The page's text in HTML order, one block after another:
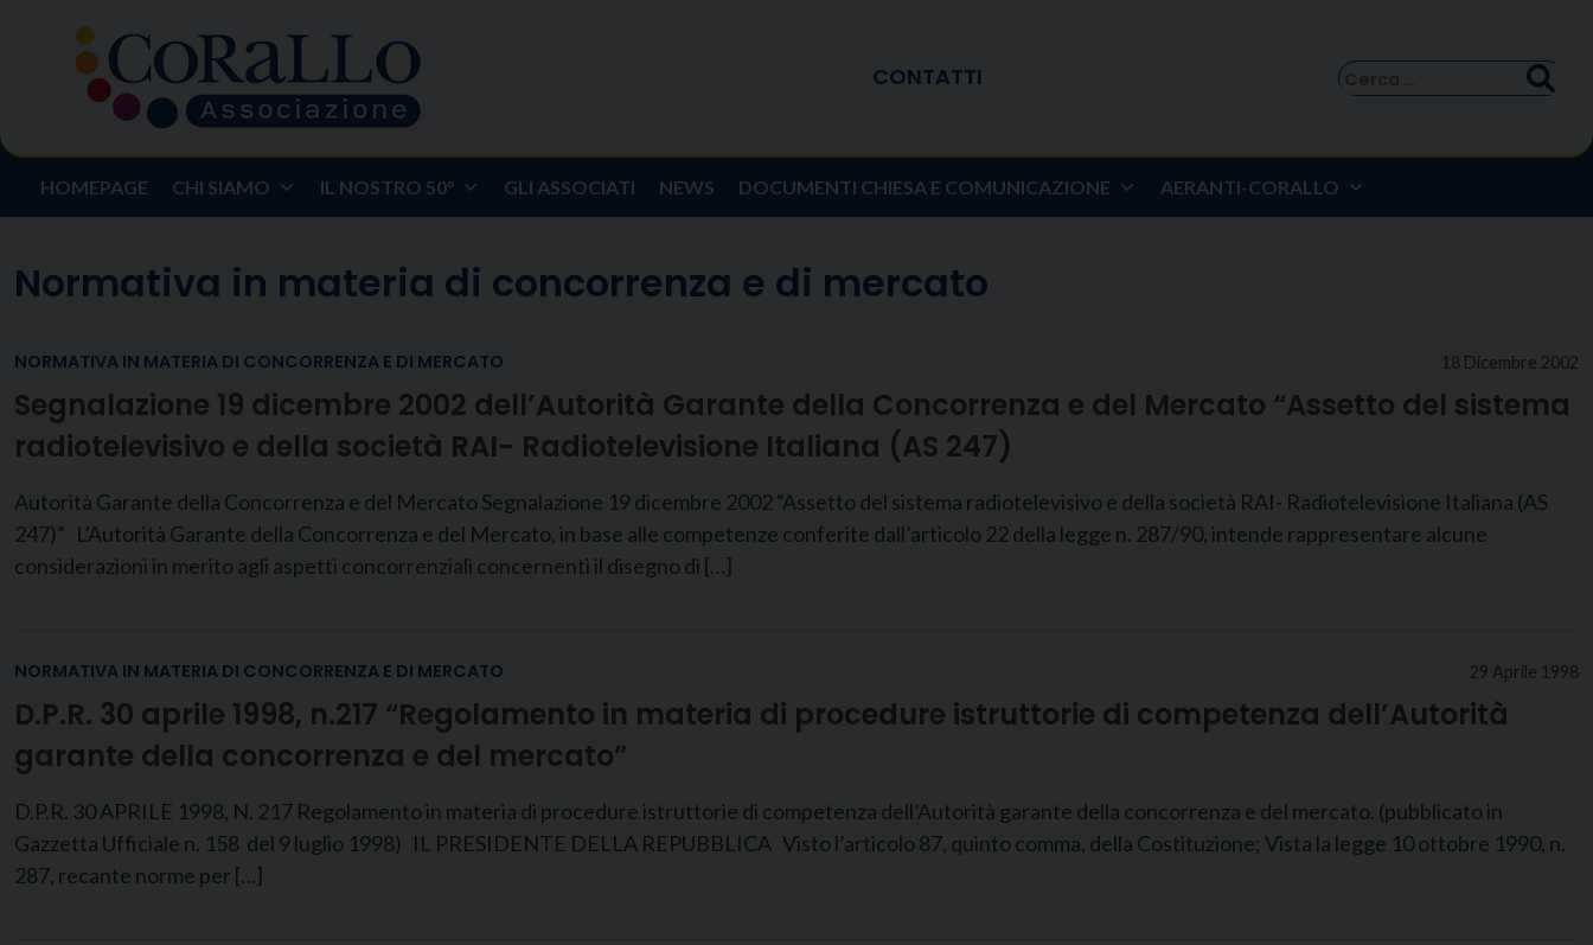
content
CONTATTI
Ricerca
HOMEPAGE CHI SIAMO IL NOSTRO 50° GLI ASSOCIATI NEWS DOCUMENTI CHIESA E COMUNICAZIONE AERANTI-CORALLO
Normativa in materia di concorrenza e di mercato
18 Dicembre 2002
NORMATIVA IN MATERIA DI CONCORRENZA E DI MERCATO
Segnalazione 19 dicembre 2002 dell’Autorità Garante della Concorrenza e del Mercato “Assetto del sistema
radiotelevisivo e della società RAI- Radiotelevisione Italiana (AS 247)
Autorità Garante della Concorrenza e del Mercato Segnalazione 19 dicembre 2002 “Assetto del sistema radiotelevisivo e della società RAI- Radiotelevisione Italiana (AS
247)” L’Autorità Garante della Concorrenza e del Mercato, in base alle competenze conferite dall’articolo 22 della legge n. 287/90, intende rappresentare alcune
considerazioni in merito agli aspetti concorrenziali concernenti il disegno di […]
29 Aprile 1998
NORMATIVA IN MATERIA DI CONCORRENZA E DI MERCATO
D.P.R. 30 aprile 1998, n.217 “Regolamento in materia di procedure istruttorie di competenza dell’Autorità
garante della concorrenza e del mercato”
D.P.R. 30 APRILE 1998, N. 217 Regolamento in materia di procedure istruttorie di competenza dell’Autorità garante della concorrenza e del mercato. (pubblicato in
Gazzetta Ufficiale n. 158 del 9 luglio 1998) IL PRESIDENTE DELLA REPUBBLICA Visto l’articolo 87, quinto comma, della Costituzione; Vista la legge 10 ottobre 1990, n.
287, recante norme per […]